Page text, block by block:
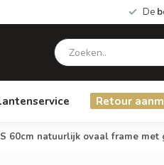
De
Retour
60cm natuurlijk ovaal frame